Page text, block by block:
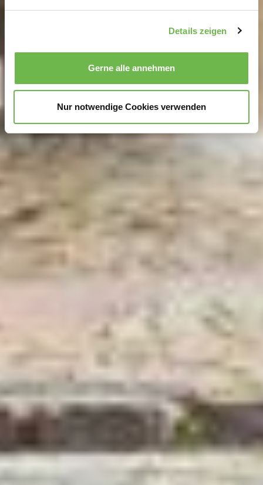
zu können und die Zugriffe auf unsere Website zu
analysieren.Danke, dass Sie uns in unserer Arbeit
unterstützen!
erhobenen Daten in den USA durch Google und
YouTube:
zugleich gem. Art. 49 Abs. 1 S. 1 lit. a DSGVO ein, dass
werden vom Europäischen Gerichtshof als ein Land mit
einem nach EU-Standards unzureichendem
Datenschutzniveau eingeschätzt. Es besteht
insbesondere das Risiko, dass Ihre Daten durch US-
möglicherweise auch ohne Rechtsbehelfsmöglichkeiten,
verarbeitet werden können. Wenn Sie auf "Auswahl
ausgewählt haben, findet die vorgehend beschriebene
Übermittlung nicht statt. Weitere Informationen erhalten
Sie in unseren Datenschutzhinweisen.
Ausführlich informieren wir Sie darüber gerne hier:
Impressum
Details zeigen
Gerne alle annehmen
Nur notwendige Cookies verwenden